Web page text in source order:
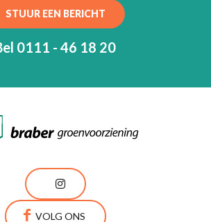
STUUR EEN BERICHT
0111 - 46 18 20